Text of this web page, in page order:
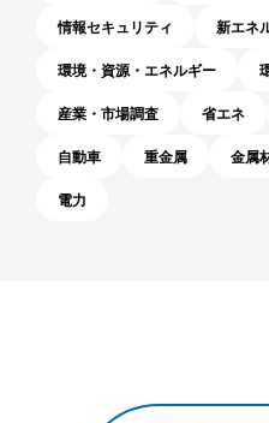
情報セキュリティ 新エネ
環境・資源・エネルギー
産業・市場調査
省エネ
自動車
重金属 金属
電力